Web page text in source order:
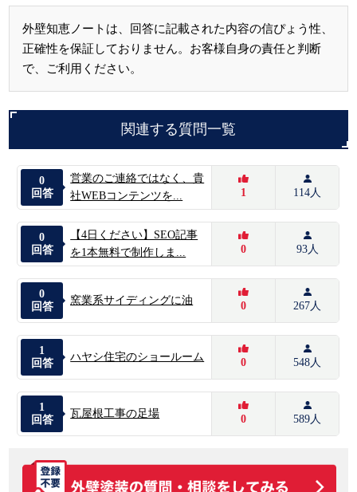
外壁知恵ノートは、回答に記載された内容の信ぴょう性、
正確性を保証しておりません。お客様自身の責任と判断
で、ご利用ください。
関連する質問一覧
0
回答
営業のご連絡ではなく、貴
社WEBコンテンツを...
1 114人
0
回答
【4日ください】SEO記事
を1本無料で制作しま...
0 93人
0
回答
窯業系サイディングに油 0 267人
1
回答
ハヤシ住宅のショールーム 0 548人
1
回答
瓦屋根工事の足場 0 589人